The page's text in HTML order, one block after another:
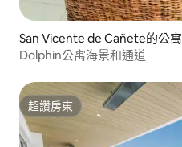
San Vicente de Cañete的公寓
Dolphin公寓海景和通道
超讚房東
超讚房東